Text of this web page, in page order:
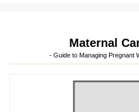
Maternal
- Guide to Managing Pregnant